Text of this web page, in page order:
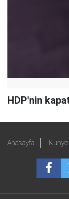
HDP'nin
Anasayfa Künye